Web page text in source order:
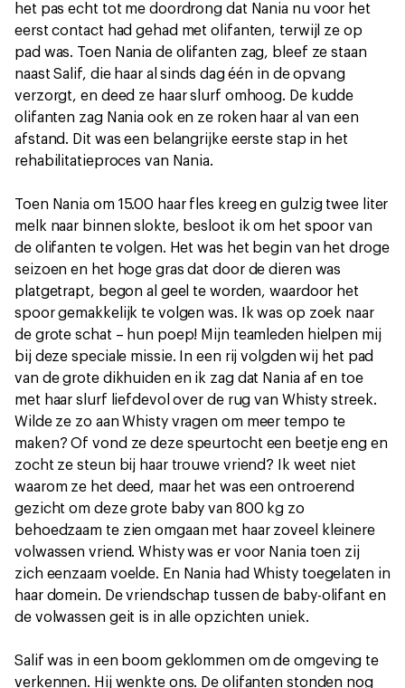
het pas echt tot me doordrong dat Nania nu voor het
eerst contact had gehad met olifanten, terwijl ze op
pad was. Toen Nania de olifanten zag, bleef ze staan
naast Salif, die haar al sinds dag één in de opvang
verzorgt, en deed ze haar slurf omhoog. De kudde
olifanten zag Nania ook en ze roken haar al van een
afstand. Dit was een belangrijke eerste stap in het
rehabilitatieproces van Nania.
Toen Nania om 15.00 haar fles kreeg en gulzig twee liter
melk naar binnen slokte, besloot ik om het spoor van
de olifanten te volgen. Het was het begin van het droge
seizoen en het hoge gras dat door de dieren was
platgetrapt, begon al geel te worden, waardoor het
spoor gemakkelijk te volgen was. Ik was op zoek naar
de grote schat – hun poep! Mijn teamleden hielpen mij
bij deze speciale missie. In een rij volgden wij het pad
van de grote dikhuiden en ik zag dat Nania af en toe
met haar slurf liefdevol over de rug van Whisty streek.
Wilde ze zo aan Whisty vragen om meer tempo te
maken? Of vond ze deze speurtocht een beetje eng en
zocht ze steun bij haar trouwe vriend? Ik weet niet
waarom ze het deed, maar het was een ontroerend
gezicht om deze grote baby van 800 kg zo
behoedzaam te zien omgaan met haar zoveel kleinere
volwassen vriend. Whisty was er voor Nania toen zij
zich eenzaam voelde. En Nania had Whisty toegelaten in
haar domein. De vriendschap tussen de baby-olifant en
de volwassen geit is in alle opzichten uniek.
Salif was in een boom geklommen om de omgeving te
verkennen. Hij wenkte ons. De olifanten stonden nog